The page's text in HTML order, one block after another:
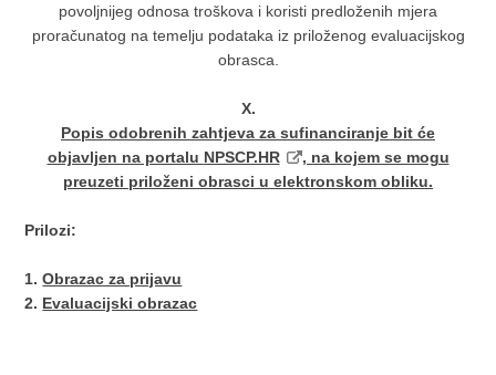
povoljnijeg odnosa troškova i koristi predloženih mjera
proračunatog na temelju podataka iz priloženog evaluacijskog
obrasca.
X.
Popis odobrenih zahtjeva za sufinanciranje bit će
objavljen na portalu NPSCP.HR
, na kojem se mogu
preuzeti priloženi obrasci u elektronskom obliku.
Prilozi:
1.Obrazac za prijavu
2. Evaluacijski obrazac